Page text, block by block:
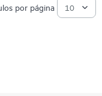
por página